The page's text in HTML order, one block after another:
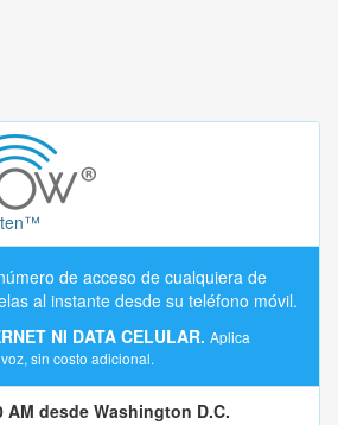
de acceso de cualquiera de
al instante desde su teléfono móvil.
NI DATA CELULAR. Aplica
sin costo adicional.
AM desde Washington D.C.